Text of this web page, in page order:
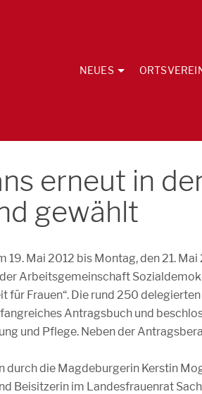
NEUES
erneut in
gewählt
19. Mai 2012 bis Montag, den 21.
Arbeitsgemeinschaft
für Frauen“. Die rund 250
Antragsbuch und
und Pflege. Neben der
durch die Magdeburgerin Kerstin
Beisitzerin im Landesfrauenrat